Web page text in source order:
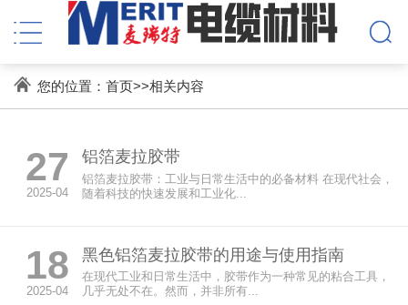
您的位置： 首页>>相关内容
27
2025-04
铝箔麦拉胶带
铝箔麦拉胶带：工业与日常生活中的必备材料 在现代社会，
随着科技的快速发展和工业化...
18
2025-04
黑色铝箔麦拉胶带的用途与使用指南
在现代工业和日常生活中，胶带作为一种常见的粘合工具，
几乎无处不在。然而，并非所有...